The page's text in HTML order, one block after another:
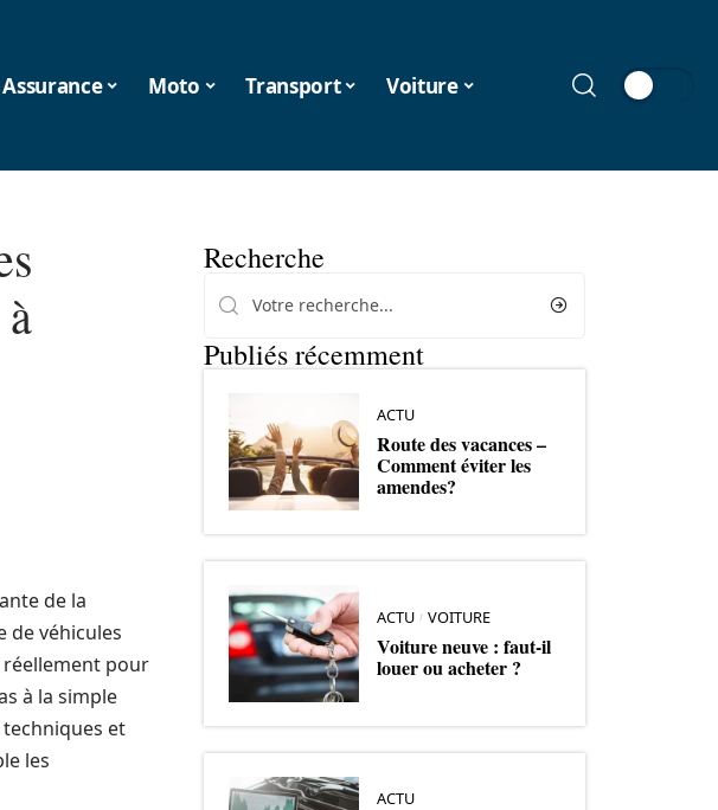
Assurance Moto Transport Voiture
de la
de véhicules
réellement pour
à la simple
et
les
Recherche
Publiés récemment
ACTU
Route des vacances –
Comment éviter les
amendes?
ACTU VOITURE
Voiture neuve : faut-il
louer ou acheter ?
ACTU